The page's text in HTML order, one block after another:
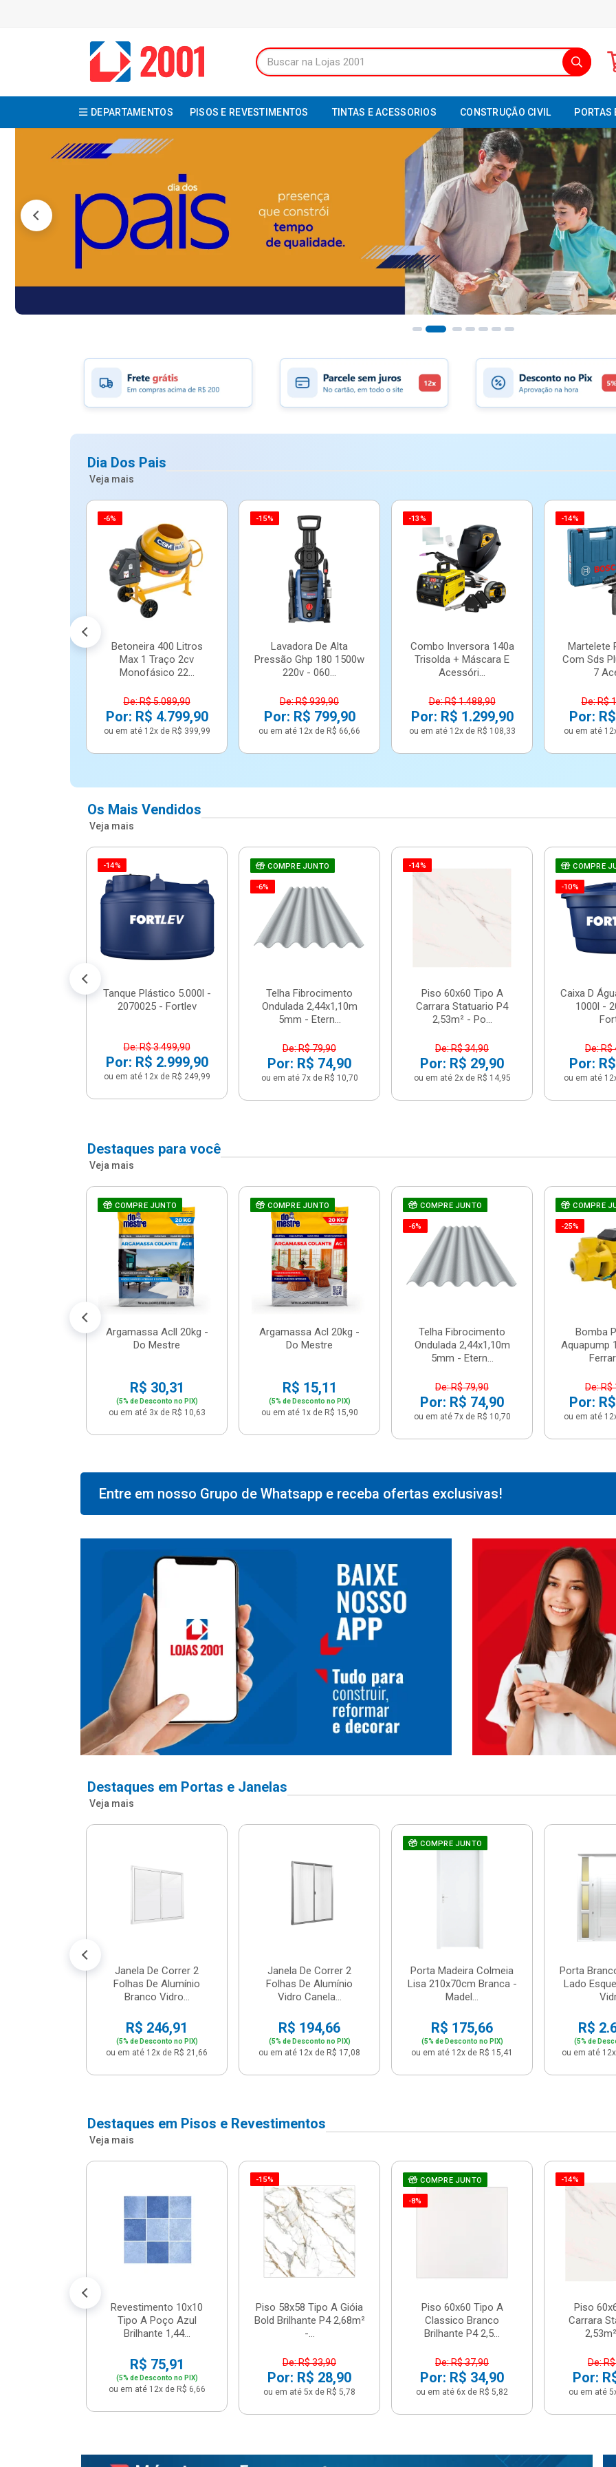
DEPARTAMENTOS PISOS E REVESTIMENTOS TINTAS E ACESSORIOS CONSTRUÇÃO CIVIL PORTAS
Dia Dos Pais
Veja mais
-6%
Betoneira 400 Litros
Max 1 Traço 2cv
Monofásico 22...
De: R$ 5.089,90
Por: R$ 4.799,90
ou em até 12x de R$ 399,99
-15%
Lavadora De Alta
Pressão Ghp 180 1500w
220v - 060...
De: R$ 939,90
Por: R$ 799,90
ou em até 12x de R$ 66,66
-13%
Combo Inversora 140a
Trisolda + Máscara E
Acessóri...
De: R$ 1.488,90
Por: R$ 1.299,90
ou em até 12x de R$ 108,33
-14%
Martelete
Com Sds
7
De: R$
Por:
ou em até
Os Mais Vendidos
Veja mais
-14%
Tanque Plástico 5.000l -
2070025 - Fortlev
De: R$ 3.499,90
Por: R$ 2.999,90
ou em até 12x de R$ 249,99
COMPRE JUNTO
-6%
Telha Fibrocimento
Ondulada 2,44x1,10m
5mm - Etern...
De: R$ 79,90
Por: R$ 74,90
ou em até 7x de R$ 10,70
-14%
Piso 60x60 Tipo A
Carrara Statuario P4
2,53m² - Po...
De: R$ 34,90
Por: R$ 29,90
ou em até 2x de R$ 14,95
COMPRE
-10%
Caixa D
1000l -
De: R$
Por:
ou em até
Destaques para você
Veja mais
COMPRE JUNTO
Argamassa Acll 20kg -
Do Mestre
R$ 30,31
(5% de Desconto no PIX)
ou em até 3x de R$ 10,63
COMPRE JUNTO
Argamassa Acl 20kg -
Do Mestre
R$ 15,11
(5% de Desconto no PIX)
ou em até 1x de R$ 15,90
COMPRE JUNTO
-6%
Telha Fibrocimento
Ondulada 2,44x1,10m
5mm - Etern...
De: R$ 79,90
Por: R$ 74,90
ou em até 7x de R$ 10,70
COMPRE
-25%
Bomba
Aquapump
De: R$
Por:
ou em até
Entre em nosso Grupo de Whatsapp e receba ofertas exclusivas!
Destaques em Portas e Janelas
Veja mais
Janela De Correr 2
Folhas De Alumínio
Branco Vidro...
R$ 246,91
(5% de Desconto no PIX)
ou em até 12x de R$ 21,66
Janela De Correr 2
Folhas De Alumínio
Vidro Canela...
R$ 194,66
(5% de Desconto no PIX)
ou em até 12x de R$ 17,08
COMPRE JUNTO
Porta Madeira Colmeia
Lisa 210x70cm Branca -
Madel...
R$ 175,66
(5% de Desconto no PIX)
ou em até 12x de R$ 15,41
Porta
Lado
R$
(5% de
ou em até
Destaques em Pisos e Revestimentos
Veja mais
Revestimento 10x10
Tipo A Poço Azul
Brilhante 1,44...
R$ 75,91
(5% de Desconto no PIX)
ou em até 12x de R$ 6,66
-15%
Piso 58x58 Tipo A Gióia
Bold Brilhante P4 2,68m²
-...
De: R$ 33,90
Por: R$ 28,90
ou em até 5x de R$ 5,78
COMPRE JUNTO
-8%
Piso 60x60 Tipo A
Classico Branco
Brilhante P4 2,5...
De: R$ 37,90
Por: R$ 34,90
ou em até 6x de R$ 5,82
-14%
Piso
Carrara
De:
Por:
ou em até